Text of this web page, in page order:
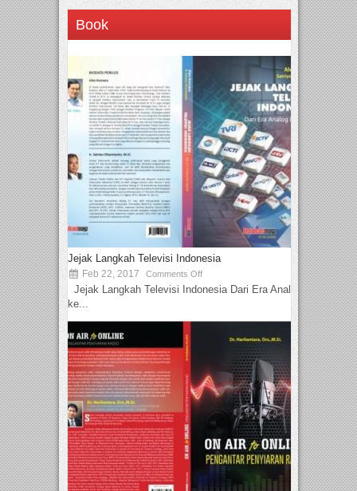
Book
Jejak Langkah Televisi Indonesia
Feb 22, 2017 Comments Off
Jejak Langkah Televisi Indonesia Dari Era Analog
ke...